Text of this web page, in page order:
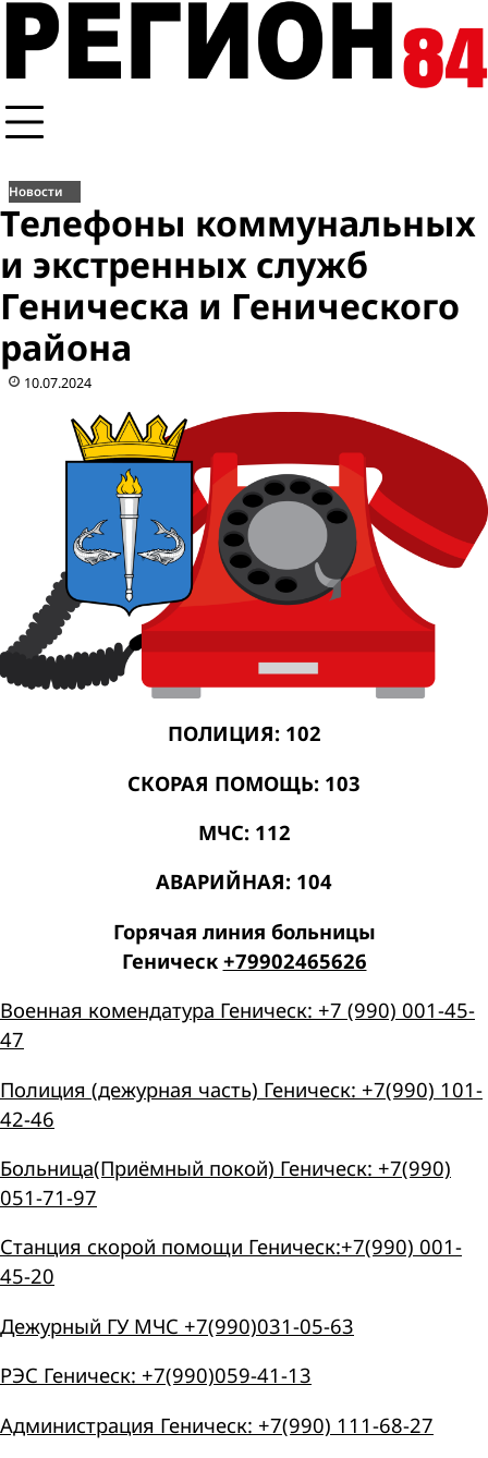
Перейти
содержимому
Новости
Телефоны коммунальных
и экстренных служб
Геническа и Генического
района
10.07.2024
ПОЛИЦИЯ: 102
СКОРАЯ ПОМОЩЬ: 103
МЧС: 112
АВАРИЙНАЯ: 104
Горячая линия больницы
Геническ +79902465626
Военная комендатура Геническ: +7 (990) 001-45-
47
Полиция (дежурная часть) Геническ: +7(990) 101-
42-46
Больница(Приёмный покой) Геническ: +7(990)
051-71-97
Станция скорой помощи Геническ:+7(990) 001-
45-20
Дежурный ГУ МЧС +7(990)031-05-63
РЭС Геническ: +7(990)059-41-13
Администрация Геническ: +7(990) 111-68-27